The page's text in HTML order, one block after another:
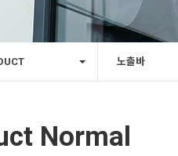
노출바
Normal